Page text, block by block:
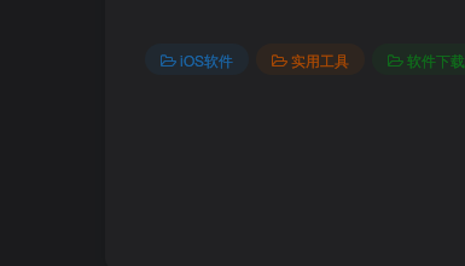
iOS软件 实用工具 软件下载